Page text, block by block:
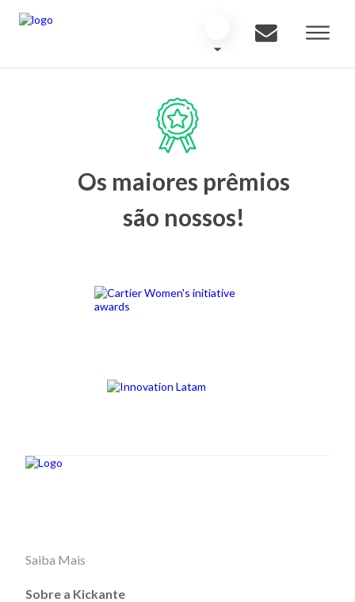
Os maiores prêmios
são nossos!
Saiba Mais
Sobre a Kickante